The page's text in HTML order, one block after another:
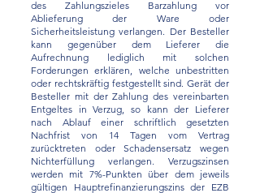
des Zahlungszieles Barzahlung vor
Ablieferung der Ware oder
Sicherheitsleistung verlangen. Der Besteller
kann gegenüber dem Lieferer die
Aufrechnung lediglich mit solchen
Forderungen erklären, welche unbestritten
oder rechtskräftig festgestellt sind. Gerät der
Besteller mit der Zahlung des vereinbarten
Entgeltes in Verzug, so kann der Lieferer
nach Ablauf einer schriftlich gesetzten
Nachfrist von 14 Tagen vom Vertrag
zurücktreten oder Schadensersatz wegen
Nichterfüllung verlangen. Verzugszinsen
werden mit 7%-Punkten über dem jeweils
gültigen Hauptrefinanzierungszins der EZB